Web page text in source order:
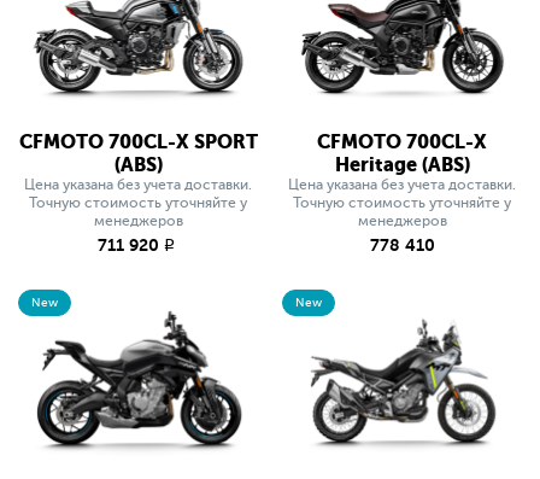
CFMOTO 700CL-X SPORT
(ABS)
Цена указана без учета доставки.
Точную стоимость уточняйте у
менеджеров
711 920 q
CFMOTO 700CL-X
Heritage (ABS)
Цена указана без учета доставки.
Точную стоимость уточняйте у
менеджеров
778 410
New New